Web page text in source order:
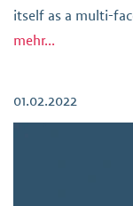
itself as a multi-
the
mehr...
01.02.2022